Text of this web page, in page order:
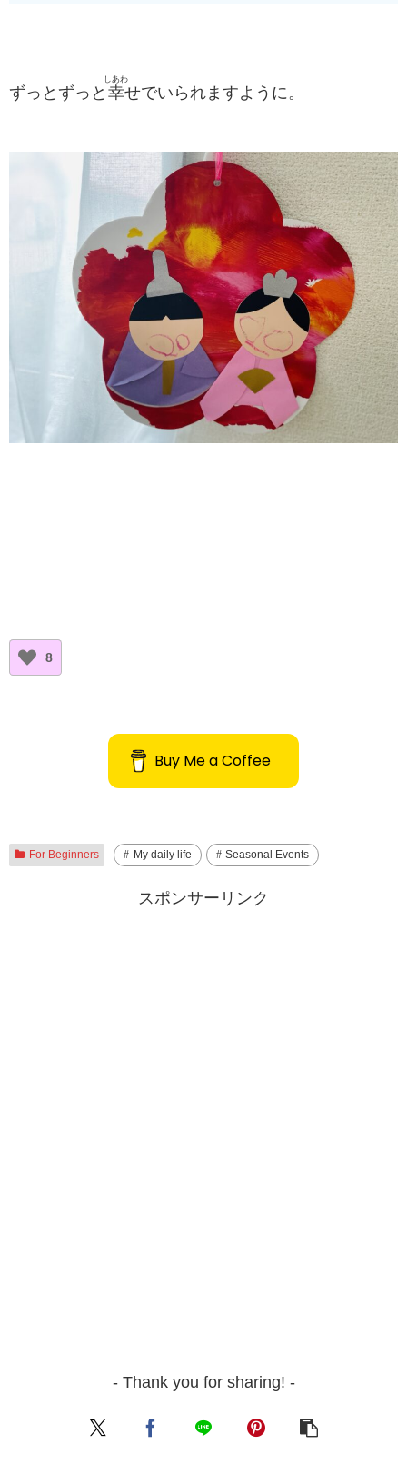
ずっとずっと 幸
しあわ
せでいられますように。
8
Buy Me a Coffee
For Beginners My daily life Seasonal Events
スポンサーリンク
- Thank you for sharing! -